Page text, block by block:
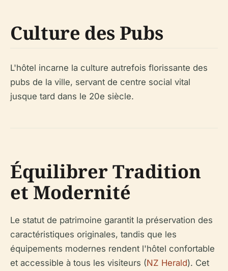
Culture des Pubs
L'hôtel incarne la culture autrefois florissante des
pubs de la ville, servant de centre social vital
jusque tard dans le 20e siècle.
Équilibrer Tradition
et Modernité
Le statut de patrimoine garantit la préservation des
caractéristiques originales, tandis que les
équipements modernes rendent l'hôtel confortable
et accessible à tous les visiteurs (NZ Herald). Cet